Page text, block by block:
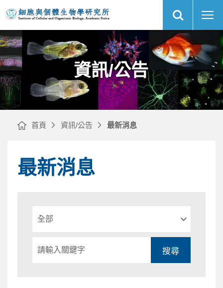
新
消
央
研
細
胞
與
個
生
物
學
研
究
所
網
站
搜
網
站
主
選
資訊/公告
首頁 資訊/公告 最新消息
最新消息
搜尋